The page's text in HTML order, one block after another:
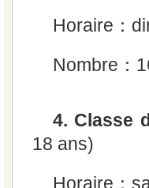
Horaire：
Nombre
4. Classe
18 ans)
Horaire：